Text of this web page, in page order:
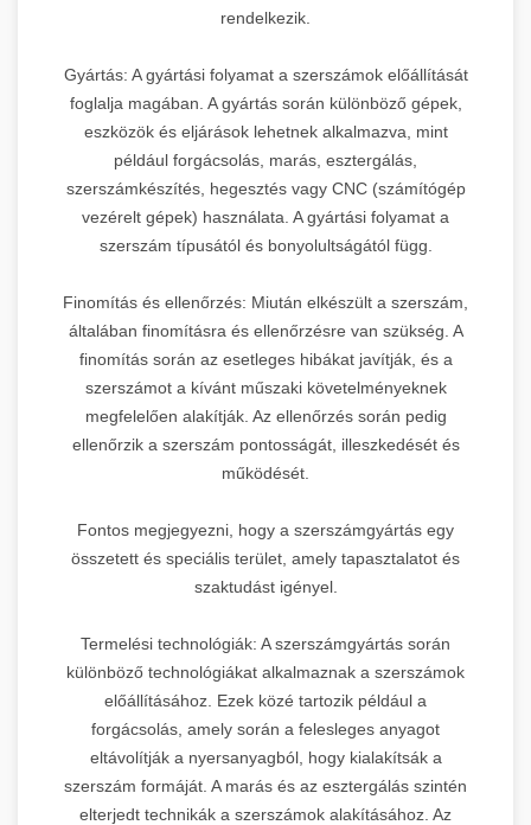
rendelkezik.
Gyártás: A gyártási folyamat a szerszámok előállítását
foglalja magában. A gyártás során különböző gépek,
eszközök és eljárások lehetnek alkalmazva, mint
például forgácsolás, marás, esztergálás,
szerszámkészítés, hegesztés vagy CNC (számítógép
vezérelt gépek) használata. A gyártási folyamat a
szerszám típusától és bonyolultságától függ.
Finomítás és ellenőrzés: Miután elkészült a szerszám,
általában finomításra és ellenőrzésre van szükség. A
finomítás során az esetleges hibákat javítják, és a
szerszámot a kívánt műszaki követelményeknek
megfelelően alakítják. Az ellenőrzés során pedig
ellenőrzik a szerszám pontosságát, illeszkedését és
működését.
Fontos megjegyezni, hogy a szerszámgyártás egy
összetett és speciális terület, amely tapasztalatot és
szaktudást igényel.
Termelési technológiák: A szerszámgyártás során
különböző technológiákat alkalmaznak a szerszámok
előállításához. Ezek közé tartozik például a
forgácsolás, amely során a felesleges anyagot
eltávolítják a nyersanyagból, hogy kialakítsák a
szerszám formáját. A marás és az esztergálás szintén
elterjedt technikák a szerszámok alakításához. Az